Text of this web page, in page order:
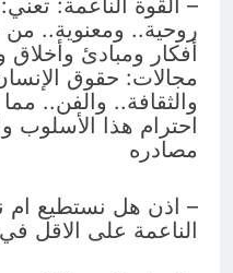
– القوة الناعمة:
روحية.. ومعنوية..
أفكار ومبادئ
مجالات: حقوق
والثقافة.. والفن..
احترام هذا الأسلوب
مصادره
– اذن هل نستطيع ام
الناعمة على الاقل